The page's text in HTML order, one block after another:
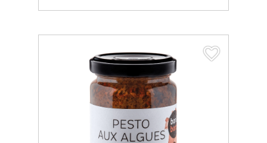
favorite_border
favorite_border